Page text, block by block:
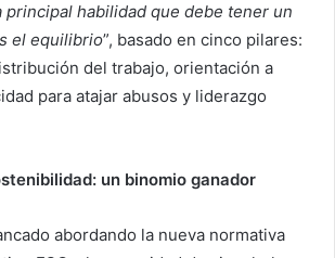
principal habilidad que debe tener un
el equilibrio”, basado en cinco pilares:
del trabajo, orientación a
para atajar abusos y liderazgo
un binomio ganador
abordando la nueva normativa